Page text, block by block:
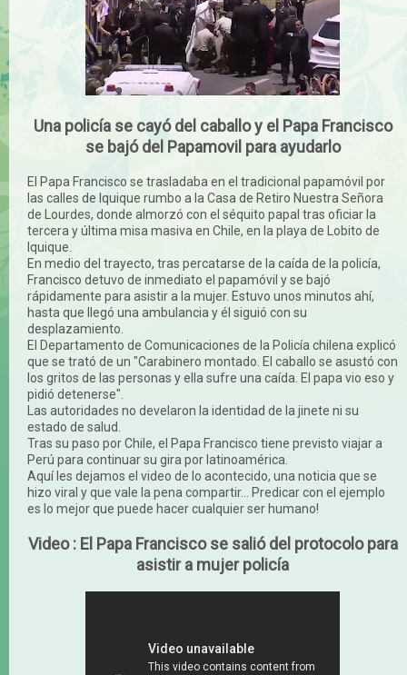
Una policía se cayó del caballo y el Papa Francisco
se bajó del Papamovil para ayudarlo
El Papa Francisco se trasladaba en el tradicional papamóvil por
las calles de Iquique rumbo a la Casa de Retiro Nuestra Señora
de Lourdes, donde almorzó con el séquito papal tras oficiar la
tercera y última misa masiva en Chile, en la playa de Lobito de
Iquique.
En medio del trayecto, tras percatarse de la caída de la policía,
Francisco detuvo de inmediato el papamóvil y se bajó
rápidamente para asistir a la mujer. Estuvo unos minutos ahí,
hasta que llegó una ambulancia y él siguió con su
desplazamiento.
El Departamento de Comunicaciones de la Policía chilena explicó
que se trató de un "Carabinero montado. El caballo se asustó con
los gritos de las personas y ella sufre una caída. El papa vio eso y
pidió detenerse".
Las autoridades no develaron la identidad de la jinete ni su
estado de salud.
Tras su paso por Chile, el Papa Francisco tiene previsto viajar a
Perú para continuar su gira por latinoamérica.
Aquí les dejamos el video de lo acontecido, una noticia que se
hizo viral y que vale la pena compartir... Predicar con el ejemplo
es lo mejor que puede hacer cualquier ser humano!
Video : El Papa Francisco se salió del protocolo para
asistir a mujer policía